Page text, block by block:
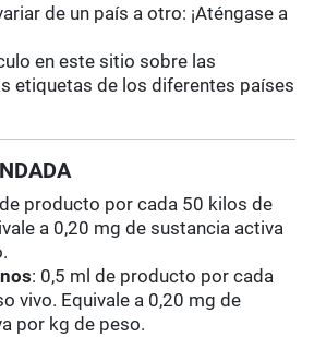
de un país a otro: ¡Aténgase a
en este sitio sobre las
etiquetas de los diferentes países
producto por cada 50 kilos de
a 0,20 mg de sustancia activa
: 0,5 ml de producto por cada
vivo. Equivale a 0,20 mg de
por kg de peso.